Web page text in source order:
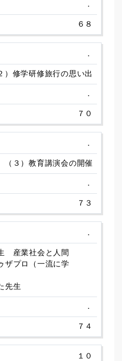
．
６８
．
）修学研修旅行の思い出
．
７０
．
（３）教育講演会の開催
．
７３
．
産業社会と人間
ザプロ（一流に学
先生
．
７４
１０